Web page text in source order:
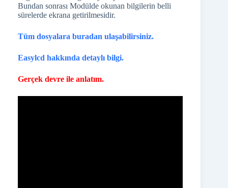
Bundan sonrası Modülde okunan bilgilerin belli
sürelerde ekrana getirilmesidir.
Tüm dosyalara buradan ulaşabilirsiniz.
Easylcd hakkında detaylı bilgi.
Gerçek devre ile anlatım.